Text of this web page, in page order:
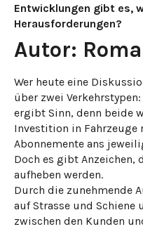
Entwicklungen gibt es,
Herausforderungen?
Autor:
Wer heute eine
über zwei
ergibt Sinn, denn beide
Investition in Fahrzeuge
Abonnemente ans
Doch es gibt Anzeichen,
aufheben werden.
Durch die zunehmende
auf Strasse und Schiene
zwischen den Kunden